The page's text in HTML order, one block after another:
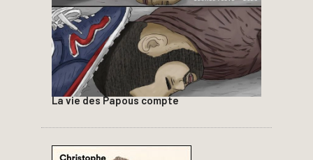
La vie des Papous compte